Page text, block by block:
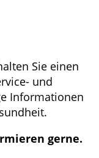
Sie einen
und
Informationen
gerne.